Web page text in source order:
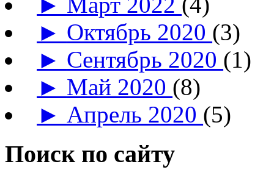
► Октябрь 2020 (3)
► Сентябрь 2020 (1)
► Май 2020 (8)
► Апрель 2020 (5)
Поиск по сайту